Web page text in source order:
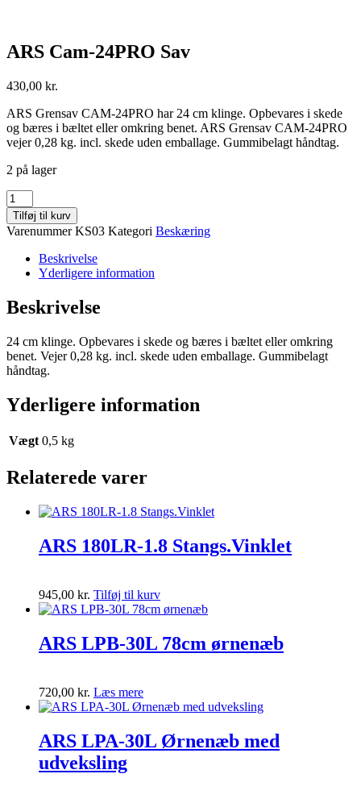
ARS Cam-24PRO Sav
430,00 kr.
ARS Grensav CAM-24PRO har 24 cm klinge. Opbevares i skede
og bæres i bæltet eller omkring benet. ARS Grensav CAM-24PRO
vejer 0,28 kg. incl. skede uden emballage. Gummibelagt håndtag.
2 på lager
ARS
Cam-
24PRO
Sav
antal
Tilføj til kurv
VarenummerKS03 Kategori Beskæring
Beskrivelse
Yderligere information
Beskrivelse
24 cm klinge. Opbevares i skede og bæres i bæltet eller omkring
benet. Vejer 0,28 kg. incl. skede uden emballage. Gummibelagt
håndtag.
Yderligere information
Vægt 0,5 kg
Relaterede varer
ARS 180LR-1.8 Stangs.Vinklet
945,00 kr. Tilføj til kurv
ARS LPB-30L 78cm ørnenæb
720,00 kr. Læs mere
ARS LPA-30L Ørnenæb med
udveksling